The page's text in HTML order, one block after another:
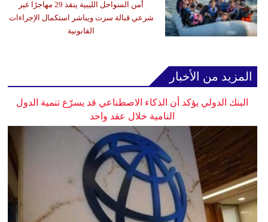
أمن السواحل الليبية ينقذ 29 مهاجرًا غير
شرعي قبالة سرت ويباشر استكمال الإجراءات
القانونية
المزيد من الأخبار
البنك الدولي يؤكد أن الذكاء الاصطناعي قد يسرّع تنمية الدول
النامية خلال عقد واحد